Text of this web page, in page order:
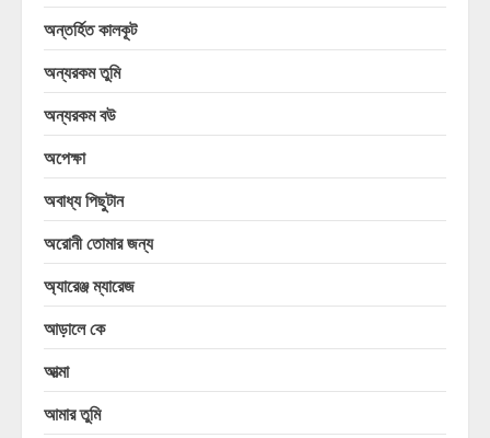
অন্তর্হিত কালকূট
অন্যরকম তুমি
অন্যরকম বউ
অপেক্ষা
অবাধ্য পিছুটান
অরোনী তোমার জন্য
অ্যারেঞ্জ ম্যারেজ
আড়ালে কে
আত্মা
আমার তুমি